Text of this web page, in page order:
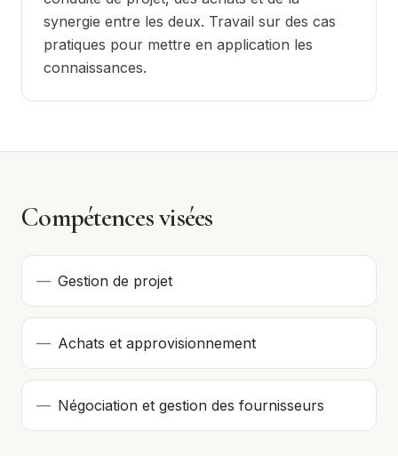
synergie entre les deux. Travail sur des cas
pratiques pour mettre en application les
connaissances.
Compétences visées
— Gestion de projet
— Achats et approvisionnement
— Négociation et gestion des fournisseurs